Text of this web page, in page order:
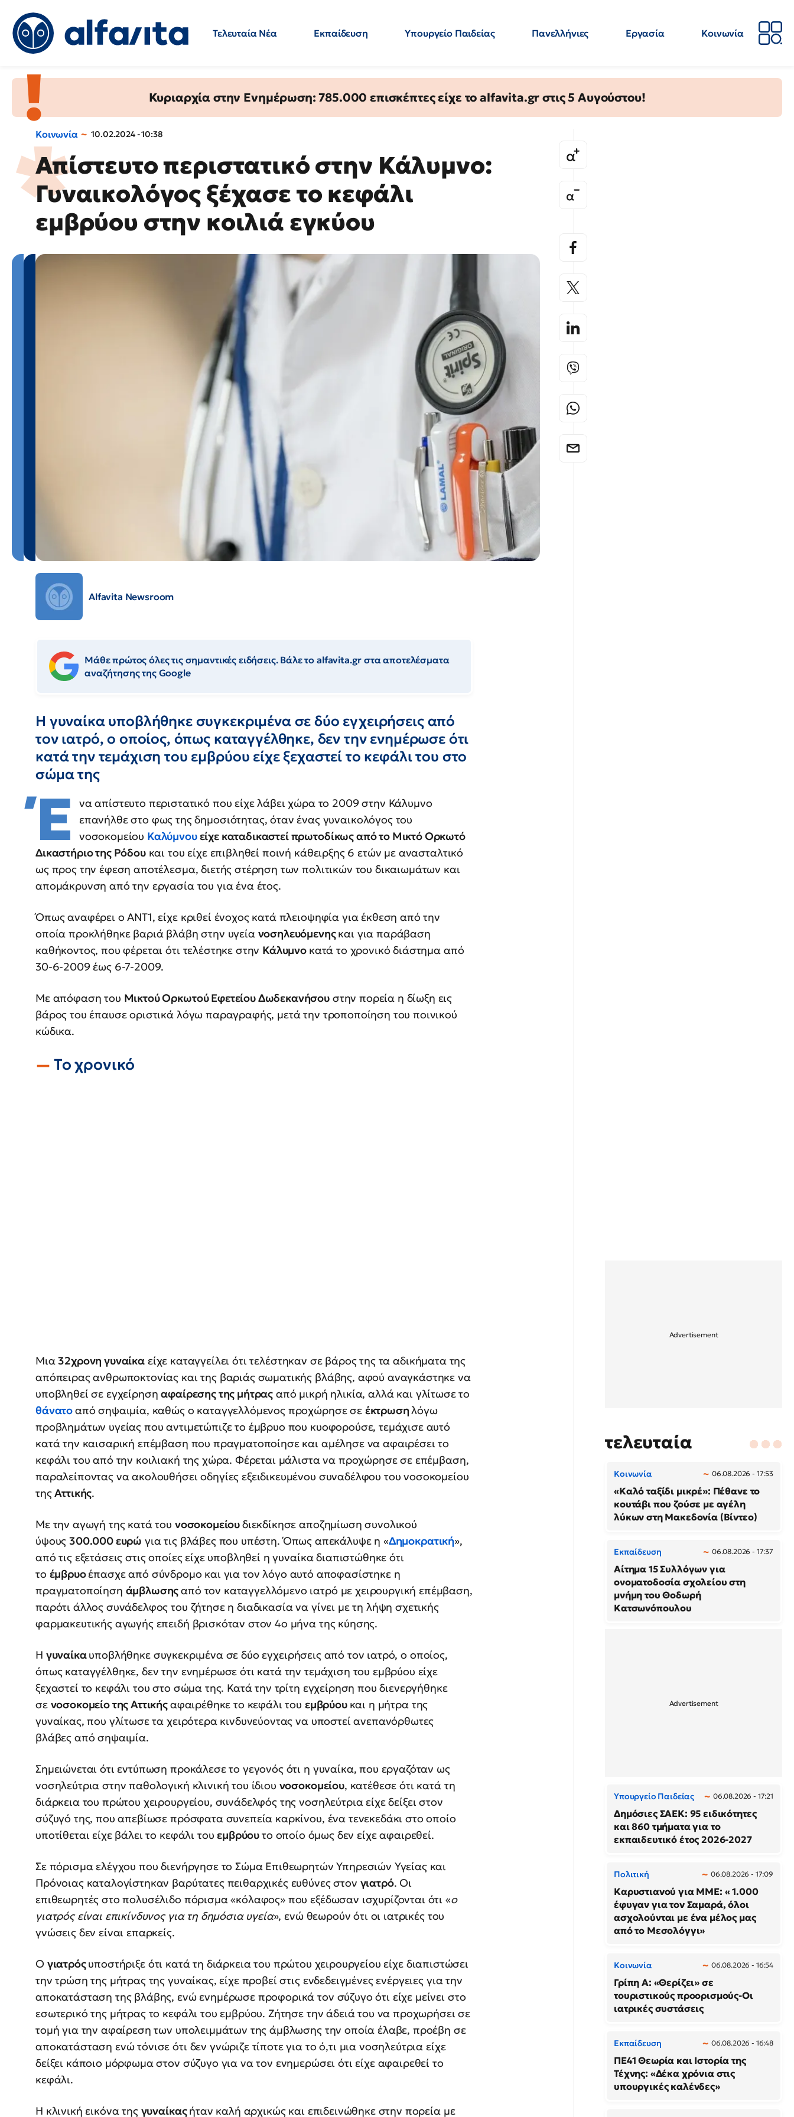
Τελευταία Νέα Εκπαίδευση Υπουργείο Παιδείας Πανελλήνιες Εργασία
Κοινωνία
Κυριαρχία στην Ενημέρωση: 785.000 επισκέπτες είχε το alfavita.gr στις 5 Αυγούστου!
Κοινωνία 10.02.2024 - 10:38
Απίστευτο περιστατικό στην Κάλυμνο:
Γυναικολόγος ξέχασε το κεφάλι
εμβρύου στην κοιλιά εγκύου
Alfavita Newsroom
Μάθε πρώτος όλες τις σημαντικές ειδήσεις. Βάλε το alfavita.gr στα αποτελέσματα
αναζήτησης της Google
Η γυναίκα υποβλήθηκε συγκεκριμένα σε δύο εγχειρήσεις από
τον ιατρό, ο οποίος, όπως καταγγέλθηκε, δεν την ενημέρωσε ότι
κατά την τεμάχιση του εμβρύου είχε ξεχαστεί το κεφάλι του στο
σώμα της
Έ
να απίστευτο περιστατικό που είχε λάβει χώρα το 2009 στην Κάλυμνο
επανήλθε στο φως της δημοσιότητας, όταν ένας γυναικολόγος του
νοσοκομείου Καλύμνουείχε καταδικαστεί πρωτοδίκως από το Μικτό Ορκωτό
Δικαστήριο της Ρόδουκαι του είχε επιβληθεί ποινή κάθειρξης 6 ετών με ανασταλτικό
ως προς την έφεση αποτέλεσμα, διετής στέρηση των πολιτικών του δικαιωμάτων και
απομάκρυνση από την εργασία του για ένα έτος.
Όπως αναφέρει ο ANT1, είχε κριθεί ένοχος κατά πλειοψηφία για έκθεση από την
οποία προκλήθηκε βαριά βλάβη στην υγεία νοσηλευόμενηςκαι για παράβαση
καθήκοντος, που φέρεται ότι τελέστηκε στην Κάλυμνο κατά το χρονικό διάστημα από
30-6-2009 έως 6-7-2009.
Με απόφαση του Μικτού Ορκωτού Εφετείου Δωδεκανήσου στην πορεία η δίωξη εις
βάρος του έπαυσε οριστικά λόγω παραγραφής, μετά την τροποποίηση του ποινικού
κώδικα.
Το χρονικό
Μια32χρονη γυναίκαείχε καταγγείλει ότι τελέστηκαν σε βάρος της τα αδικήματα της
απόπειρας ανθρωποκτονίας και της βαριάς σωματικής βλάβης, αφού αναγκάστηκε να
υποβληθεί σε εγχείρησηαφαίρεσης της μήτρας από μικρή ηλικία, αλλά και γλίτωσε το
θάνατοαπό σηψαιμία, καθώς ο καταγγελλόμενος προχώρησε σε έκτρωσηλόγω
προβλημάτων υγείας που αντιμετώπιζε το έμβρυο που κυοφορούσε, τεμάχισε αυτό
κατά την καισαρική επέμβαση που πραγματοποίησε και αμέλησε να αφαιρέσει το
κεφάλι του από την κοιλιακή της χώρα. Φέρεται μάλιστα να προχώρησε σε επέμβαση,
παραλείποντας να ακολουθήσει οδηγίες εξειδικευμένου συναδέλφου του νοσοκομείου
τηςΑττικής.
Με την αγωγή της κατά του νοσοκομείουδιεκδίκησε αποζημίωση συνολικού
ύψους300.000 ευρώ για τις βλάβες που υπέστη. Όπως απεκάλυψε η «Δημοκρατική»,
από τις εξετάσεις στις οποίες είχε υποβληθεί η γυναίκα διαπιστώθηκε ότι
το έμβρυοέπασχε από σύνδρομο και για τον λόγο αυτό αποφασίστηκε η
πραγματοποίηση άμβλωσηςαπό τον καταγγελλόμενο ιατρό με χειρουργική επέμβαση,
παρότι άλλος συνάδελφος του ζήτησε η διαδικασία να γίνει με τη λήψη σχετικής
φαρμακευτικής αγωγής επειδή βρισκόταν στον 4ο μήνα της κύησης.
Η γυναίκαυποβλήθηκε συγκεκριμένα σε δύο εγχειρήσεις από τον ιατρό, ο οποίος,
όπως καταγγέλθηκε, δεν την ενημέρωσε ότι κατά την τεμάχιση του εμβρύου είχε
ξεχαστεί το κεφάλι του στο σώμα της. Κατά την τρίτη εγχείρηση που διενεργήθηκε
σε νοσοκομείο της Αττικήςαφαιρέθηκε το κεφάλι του εμβρύου και η μήτρα της
γυναίκας, που γλίτωσε τα χειρότερα κινδυνεύοντας να υποστεί ανεπανόρθωτες
βλάβες από σηψαιμία.
Σημειώνεται ότι εντύπωση προκάλεσε το γεγονός ότι η γυναίκα, που εργαζόταν ως
νοσηλεύτρια στην παθολογική κλινική του ίδιου νοσοκομείου, κατέθεσε ότι κατά τη
διάρκεια του πρώτου χειρουργείου, συνάδελφός της νοσηλεύτρια είχε δείξει στον
σύζυγό της, που απεβίωσε πρόσφατα συνεπεία καρκίνου, ένα τενεκεδάκι στο οποίο
υποτίθεται είχε βάλει το κεφάλι τουεμβρύουτο οποίο όμως δεν είχε αφαιρεθεί.
Σε πόρισμα ελέγχου που διενήργησε το Σώμα Επιθεωρητών Υπηρεσιών Υγείας και
Πρόνοιας καταλογίστηκαν βαρύτατες πειθαρχικές ευθύνες στον γιατρό. Οι
επιθεωρητές στο πολυσέλιδο πόρισμα «κόλαφος» που εξέδωσαν ισχυρίζονται ότι «ο
γιατρός είναι επικίνδυνος για τη δημόσια υγεία», ενώ θεωρούν ότι οι ιατρικές του
γνώσεις δεν είναι επαρκείς.
Ο γιατρόςυποστήριξε ότι κατά τη διάρκεια του πρώτου χειρουργείου είχε διαπιστώσει
την τρώση της μήτρας της γυναίκας, είχε προβεί στις ενδεδειγμένες ενέργειες για την
αποκατάσταση της βλάβης, ενώ ενημέρωσε προφορικά τον σύζυγο ότι είχε μείνει στο
εσωτερικό της μήτρας το κεφάλι του εμβρύου. Ζήτησε την άδειά του να προχωρήσει σε
τομή για την αφαίρεση των υπολειμμάτων της άμβλωσης την οποία έλαβε, προέβη σε
αποκατάσταση ενώ τόνισε ότι δεν γνώριζε τίποτε για το ό,τι μια νοσηλεύτρια είχε
δείξει κάποιο μόρφωμα στον σύζυγο για να τον ενημερώσει ότι είχε αφαιρεθεί το
κεφάλι.
Η κλινική εικόνα της γυναίκαςήταν καλή αρχικώς και επιδεινώθηκε στην πορεία με
τελευταία
Κοινωνία 06.08.2026 - 17:53
«Καλό ταξίδι μικρέ»: Πέθανε το
κουτάβι που ζούσε με αγέλη
λύκων στη Μακεδονία (Βίντεο)
Εκπαίδευση 06.08.2026 - 17:37
Αίτημα 15 Συλλόγων για
ονοματοδοσία σχολείου στη
μνήμη του Θοδωρή
Κατσωνόπουλου
Υπουργείο Παιδείας 06.08.2026 - 17:21
Δημόσιες ΣΑΕΚ: 95 ειδικότητες
και 860 τμήματα για το
εκπαιδευτικό έτος 2026-2027
Πολιτική 06.08.2026 - 17:09
Καρυστιανού για ΜΜΕ: « 1.000
έφυγαν για τον Σαμαρά, όλοι
ασχολούνται με ένα μέλος μας
από το Μεσολόγγι»
Κοινωνία 06.08.2026 - 16:54
Γρίπη Α: «Θερίζει» σε
τουριστικούς προορισμούς-Οι
ιατρικές συστάσεις
Εκπαίδευση 06.08.2026 - 16:48
ΠΕ41 Θεωρία και Ιστορία της
Τέχνης: «Δέκα χρόνια στις
υπουργικές καλένδες»